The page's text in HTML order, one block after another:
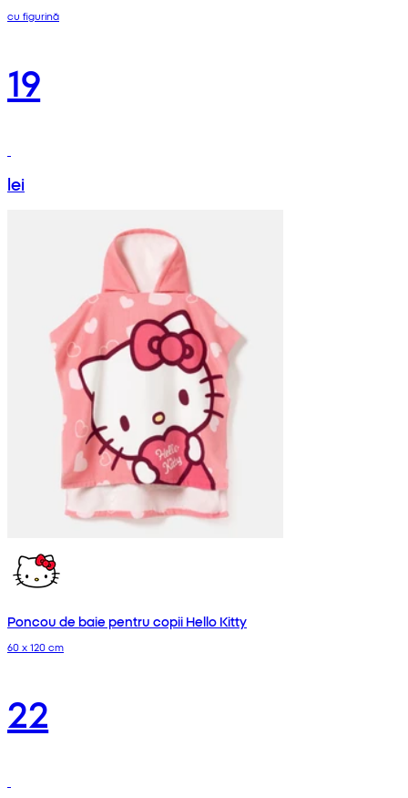
cu figurină
19
lei
Poncou de baie pentru copii Hello Kitty
60 x 120 cm
22